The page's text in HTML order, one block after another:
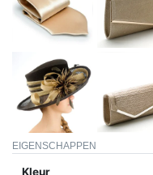
EIGENSCHAPPEN
Kleur